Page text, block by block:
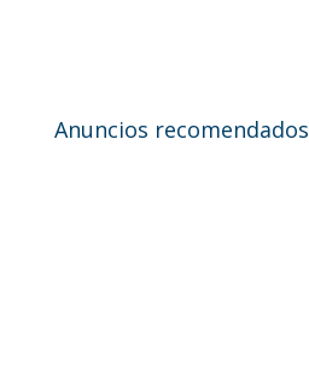
Anuncios recomendados